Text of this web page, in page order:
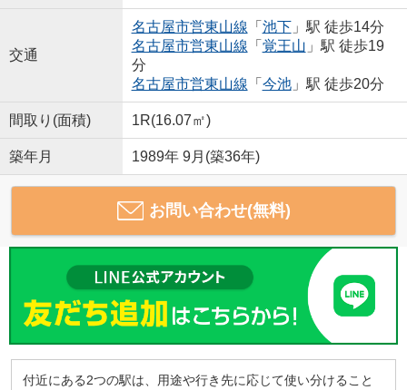
交通
名古屋市営東山線 「 池下」駅 徒歩14分
名古屋市営東山線 「 覚王山 」駅 徒歩19
分
名古屋市営東山線 「 今池」駅 徒歩20分
間取り(面積) 1R(16.07㎡)
築年月 1989年 9月(築36年)
お問い合わせ(無料)
付近にある2つの駅は、用途や行き先に応じて使い分けること